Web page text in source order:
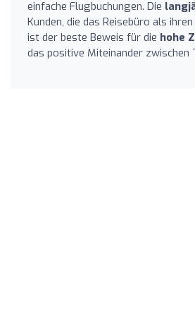
einfache Flugbuchungen. Die
Kunden, die das Reisebüro als
ist der beste Beweis für die hohe
das positive Miteinander zwischen